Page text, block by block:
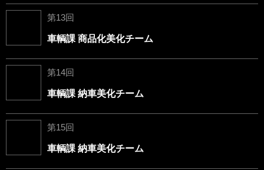
第13回
車輌課 商品化美化チーム
第14回
車輌課 納車美化チーム
第15回
車輌課 納車美化チーム